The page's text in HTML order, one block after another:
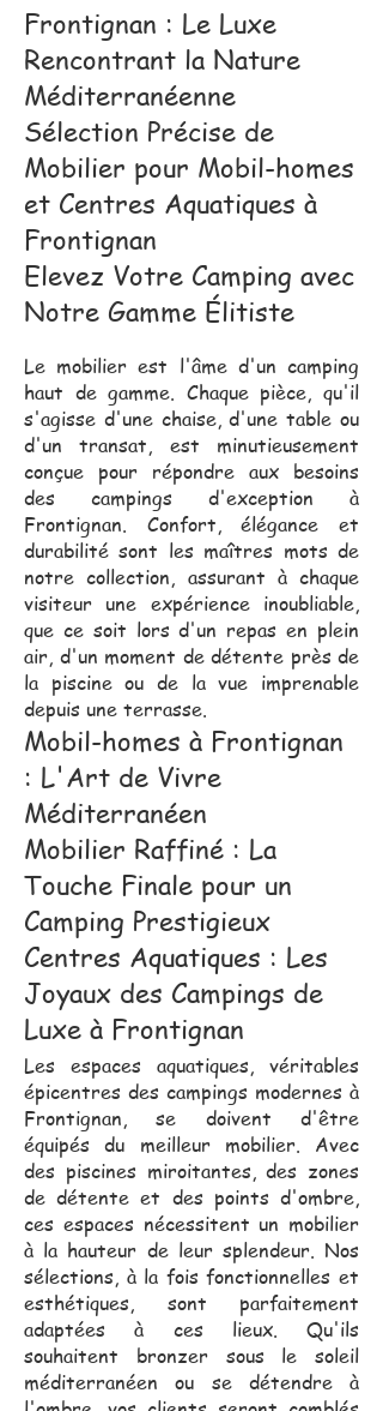
Frontignan : Le Luxe
Rencontrant la Nature
Méditerranéenne
Sélection Précise de
Mobilier pour Mobil-homes
et Centres Aquatiques à
Frontignan
Elevez Votre Camping avec
Notre Gamme Élitiste
Le mobilier est l'âme d'un camping
haut de gamme. Chaque pièce, qu'il
s'agisse d'une chaise, d'une table ou
d'un transat, est minutieusement
conçue pour répondre aux besoins
des campings d'exception à
Frontignan. Confort, élégance et
durabilité sont les maîtres mots de
notre collection, assurant à chaque
visiteur une expérience inoubliable,
que ce soit lors d'un repas en plein
air, d'un moment de détente près de
la piscine ou de la vue imprenable
depuis une terrasse.
Mobil-homes à Frontignan
: L'Art de Vivre
Méditerranéen
Mobilier Raffiné : La
Touche Finale pour un
Camping Prestigieux
Centres Aquatiques : Les
Joyaux des Campings de
Luxe à Frontignan
Les espaces aquatiques, véritables
épicentres des campings modernes à
Frontignan, se doivent d'être
équipés du meilleur mobilier. Avec
des piscines miroitantes, des zones
de détente et des points d'ombre,
ces espaces nécessitent un mobilier
à la hauteur de leur splendeur. Nos
sélections, à la fois fonctionnelles et
esthétiques, sont parfaitement
adaptées à ces lieux. Qu'ils
souhaitent bronzer sous le soleil
méditerranéen ou se détendre à